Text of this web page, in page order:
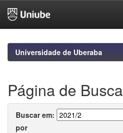
navigationUniversidade de Uberaba
Página de Busca
Buscar em:
por